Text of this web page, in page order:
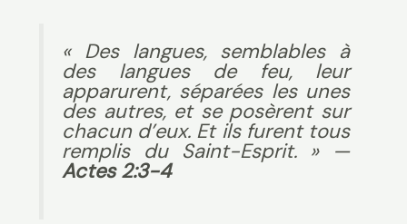
« Des langues, semblables à
des langues de feu, leur
apparurent, séparées les unes
des autres, et se posèrent sur
chacun d’eux. Et ils furent tous
remplis du Saint-Esprit. »—
Actes 2:3-4